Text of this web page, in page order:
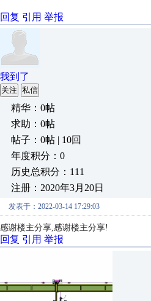
回复 引用 举报
我到了
关注 私信
精华：0帖
求助：0帖
帖子：0帖 | 10回
年度积分：0
历史总积分：111
注册：2020年3月20日
发表于：2022-03-14 17:29:03
感谢楼主分享,感谢楼主分享!
回复 引用 举报